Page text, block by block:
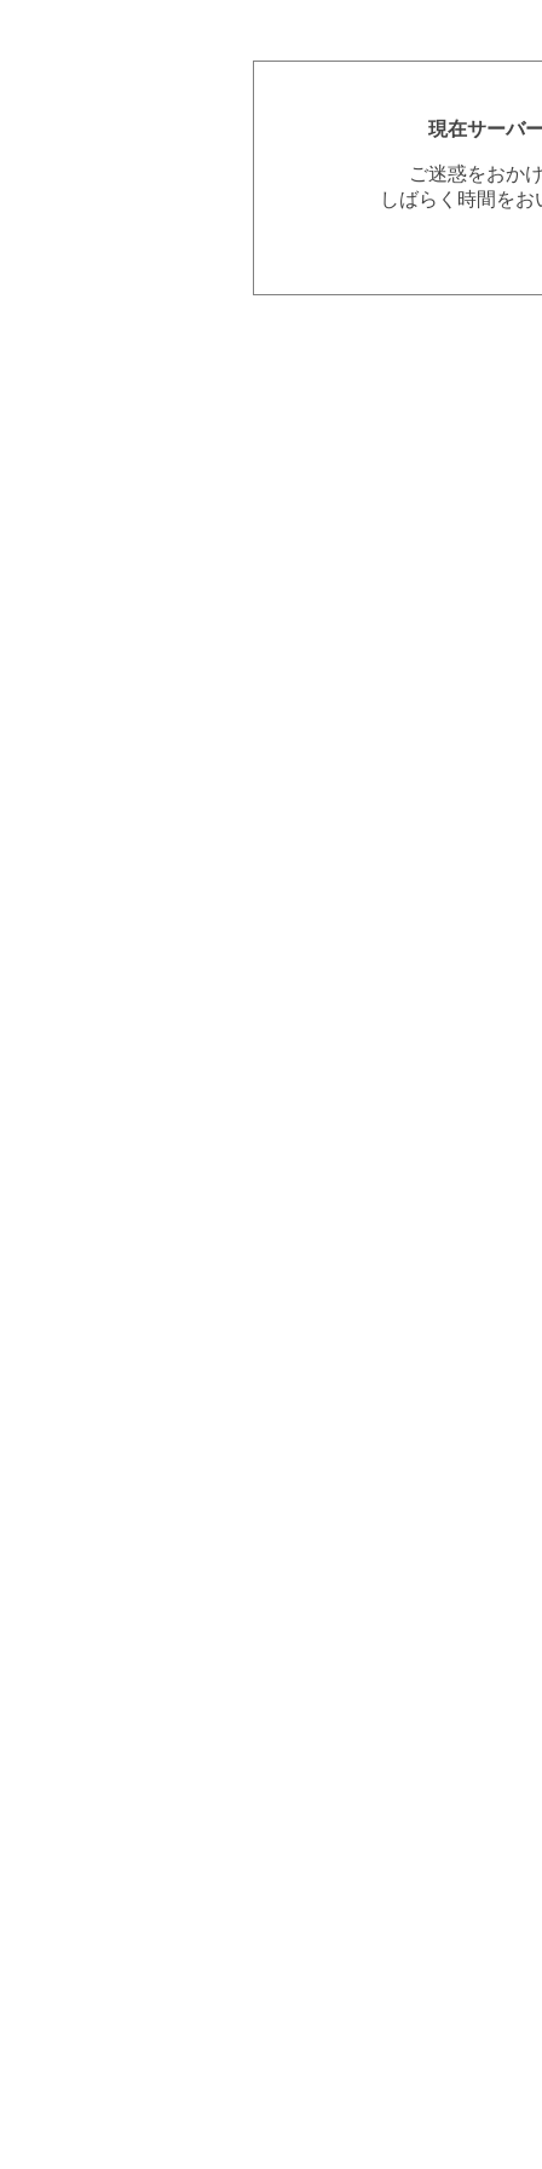
現在サーバ
ご迷惑をおか
しばらく時間を